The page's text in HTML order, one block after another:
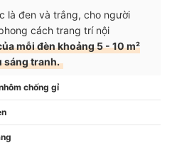
là đen và trắng, cho người
cách trang trí nội
mỗi đèn khoảng 5 - 10 m²
sáng tranh.
chống gỉ